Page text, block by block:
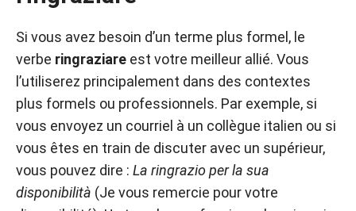
Si vous avez besoin d’un terme plus formel, le
verbe ringraziare est votre meilleur allié. Vous
l’utiliserez principalement dans des contextes
plus formels ou professionnels. Par exemple, si
vous envoyez un courriel à un collègue italien ou si
vous êtes en train de discuter avec un supérieur,
vous pouvez dire : La ringrazio per la sua
disponibilità (Je vous remercie pour votre